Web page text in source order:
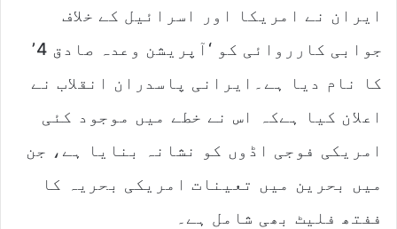
ایران نے امریکا اور اسرائیل کے خلاف
جوابی کارروائی کو ‘آپریشن وعدہ صادق 4’
کا نام دیا ہے۔ایرانی پاسدران انقلاب نے
اعلان کیا ہےکہ اس نے خطے میں موجود کئی
امریکی فوجی اڈوں کو نشانہ بنایا ہے، جن
میں بحرین میں تعینات امریکی بحریہ کا
ففتھ فلیٹ بھی شامل ہے۔